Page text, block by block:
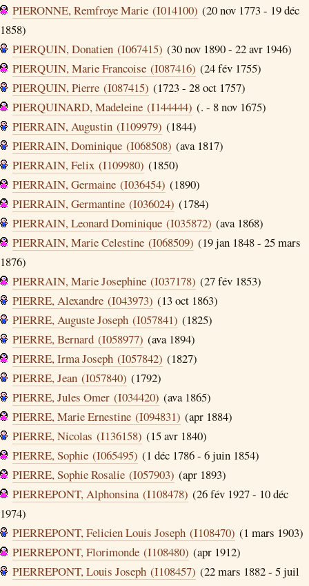
PIERONNE, Remfroye Marie (I014100) (20 nov 1773 - 19 déc
1858)
PIERQUIN, Donatien (I067415) (30 nov 1890 - 22 avr 1946)
PIERQUIN, Marie Francoise (I087416) (24 fév 1755)
PIERQUIN, Pierre (I087415) (1723 - 28 oct 1757)
PIERQUINARD, Madeleine (I144444) (. - 8 nov 1675)
PIERRAIN, Augustin (I109979) (1844)
PIERRAIN, Dominique (I068508) (ava 1817)
PIERRAIN, Felix (I109980) (1850)
PIERRAIN, Germaine (I036454) (1890)
PIERRAIN, Germantine (I036024) (1784)
PIERRAIN, Leonard Dominique (I035872) (ava 1868)
PIERRAIN, Marie Celestine (I068509) (19 jan 1848 - 25 mars
1876)
PIERRAIN, Marie Josephine (I037178) (27 fév 1853)
PIERRE, Alexandre (I043973) (13 oct 1863)
PIERRE, Auguste Joseph (I057841) (1825)
PIERRE, Bernard (I058977) (ava 1894)
PIERRE, Irma Joseph (I057842) (1827)
PIERRE, Jean (I057840) (1792)
PIERRE, Jules Omer (I034420) (ava 1865)
PIERRE, Marie Ernestine (I094831) (apr 1884)
PIERRE, Nicolas (I136158) (15 avr 1840)
PIERRE, Sophie (I065495) (1 déc 1786 - 6 juin 1854)
PIERRE, Sophie Rosalie (I057903) (apr 1893)
PIERREPONT, Alphonsina (I108478) (26 fév 1927 - 10 déc
1974)
PIERREPONT, Felicien Louis Joseph (I108470) (1 mars 1903)
PIERREPONT, Florimonde (I108480) (apr 1912)
PIERREPONT, Louis Joseph (I108457) (22 mars 1882 - 5 juil